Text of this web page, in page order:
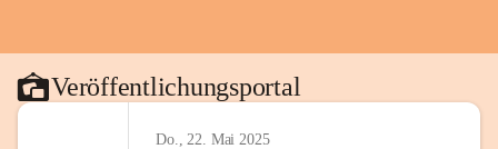
Veröffentlichungsportal
Do., 22. Mai 2025